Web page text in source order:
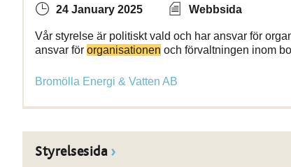
24 January 2025 Webbsida
Vår styrelse är politiskt vald och har ansvar för
ansvar för organisationen och förvaltningen inom
Bromölla Energi & Vatten AB
Styrelsesida